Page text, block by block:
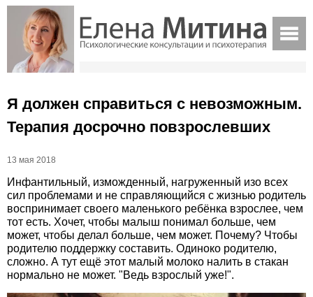
Я должен справиться с невозможным.
Терапия досрочно повзрослевших
13 мая 2018
Инфантильный, изможденный, нагруженный изо всех
сил проблемами и не справляющийся с жизнью родитель
воспринимает своего маленького ребёнка взрослее, чем
тот есть. Хочет, чтобы малыш понимал больше, чем
может, чтобы делал больше, чем может. Почему? Чтобы
родителю поддержку составить. Одиноко родителю,
сложно. А тут ещё этот малый молоко налить в стакан
нормально не может. "Ведь взрослый уже!".